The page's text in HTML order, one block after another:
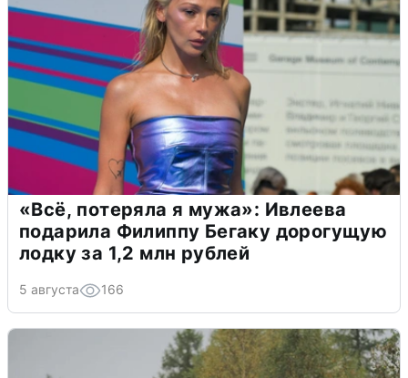
«Всё, потеряла я мужа»: Ивлеева
подарила Филиппу Бегаку дорогущую
лодку за 1,2 млн рублей
5 августа 166